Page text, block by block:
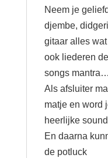
Neem je
djembe,
gitaar alles
ook liederen
songs mantra…
Als afsluiter
matje en word
heerlijke
En daarna
de potluck